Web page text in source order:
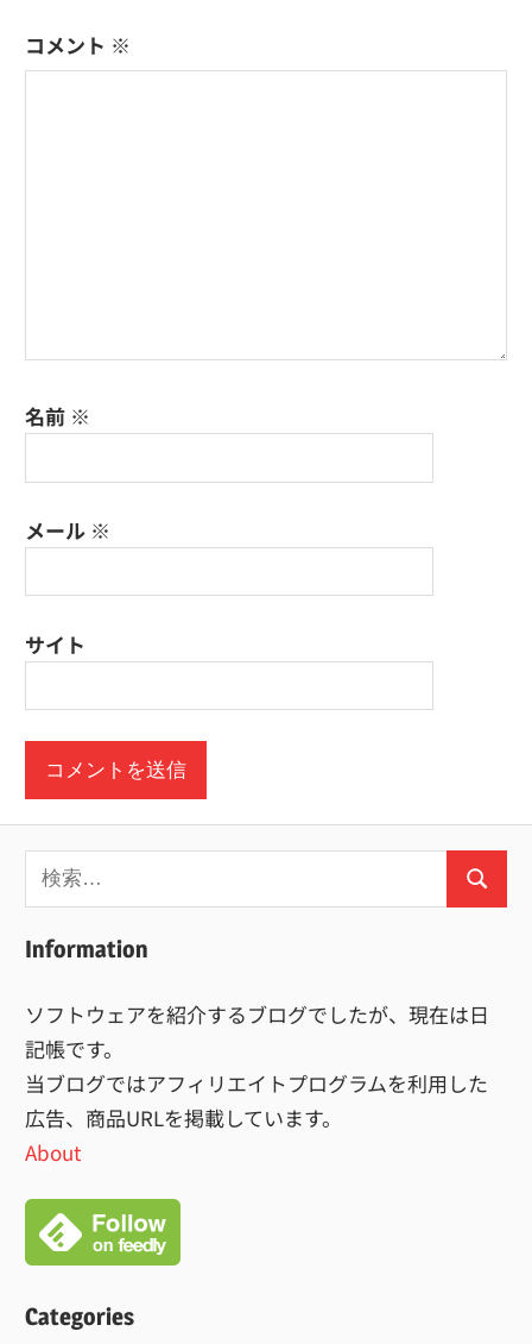
シ
ョ
コメント ※
名前 ※
メール ※
サイト
検
索:
検
Information
ソフトウェアを紹介するブログでしたが、現在は日
記帳です。
当ブログではアフィリエイトプログラムを利用した
広告、商品URLを掲載しています。
About
Categories